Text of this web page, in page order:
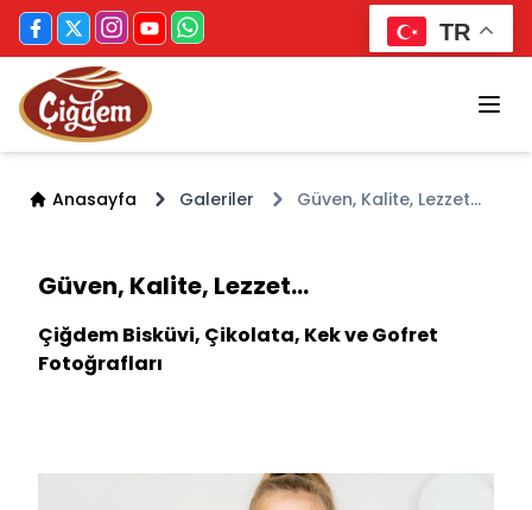
TR
Anasayfa Galeriler Güven, Kalite, Lezzet...
Güven, Kalite, Lezzet...
Çiğdem Bisküvi, Çikolata, Kek ve Gofret
Fotoğrafları